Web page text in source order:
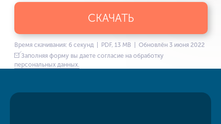
СКАЧАТЬ
Время скачивания: 6 секунд | PDF, 13 MB | Обновлён 3 июня 2022
Заполняя форму вы даете согласие на обработку
персональных данных.